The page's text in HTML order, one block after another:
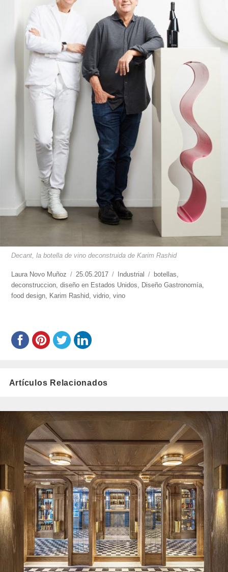
Decant, la botella de vino deconstruida de Karim Rashid
https://www.experimenta.es/author/laura-
novo-
munoz/
Laura Novo Muñoz
Publicado
el
25.05.2017 Categorías
Industrial Etiquetas
botellas,
deconstruccion,diseño en Estados Unidos, Diseño Gastronomía,
food design, Karim Rashid,vidrio,vino
Artículos Relacionados